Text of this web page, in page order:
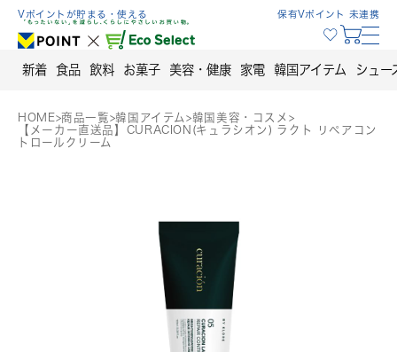
Skip
content
Vポイントが貯まる・使える 保有Vポイント 未連携
新着 食品 飲料 お菓子 美容・健康 家電 韓国アイテム シュー
HOME>商品一覧>韓国アイテム>韓国美容・コスメ >
【メーカー直送品】CURACION(キュラシオン) ラクト リペアコン
トロールクリーム